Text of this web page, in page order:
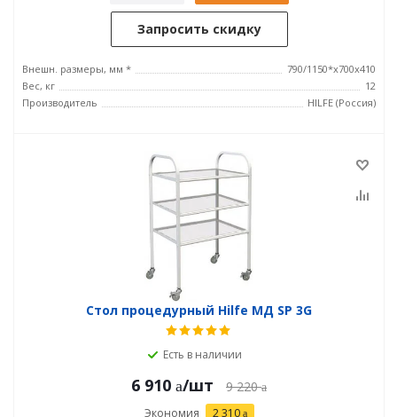
Запросить скидку
Внешн. размеры, мм *
790/1150*x700x410
Вес, кг
12
Производитель
HILFE (Россия)
Стол процедурный Hilfe МД SP 3G
Есть в наличии
6 910 /шт 9 220
Экономия 2 310